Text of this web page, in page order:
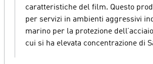
caratteristiche del film. Questo
per servizi in ambienti aggressivi
marino per la protezione
cui si ha elevata concentrazione di